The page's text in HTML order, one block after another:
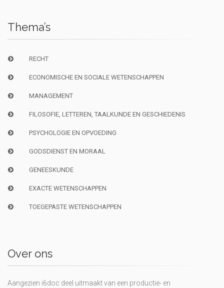
Thema’s
RECHT
ECONOMISCHE EN SOCIALE WETENSCHAPPEN
MANAGEMENT
FILOSOFIE, LETTEREN, TAALKUNDE EN GESCHIEDENIS
PSYCHOLOGIE EN OPVOEDING
GODSDIENST EN MORAAL
GENEESKUNDE
EXACTE WETENSCHAPPEN
TOEGEPASTE WETENSCHAPPEN
Over ons
Aangezien i6doc deel uitmaakt van een productie- en